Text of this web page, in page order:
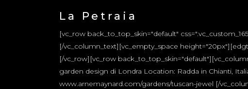
La Petraia
[vc_row back_to_top_skin="default"
[/vc_column_text][vc_empty_space
[/vc_row][vc_row
garden design di Londra Location: Radda in Chianti,
www.arnemaynard.com/gardens/tuscan-jewel [/